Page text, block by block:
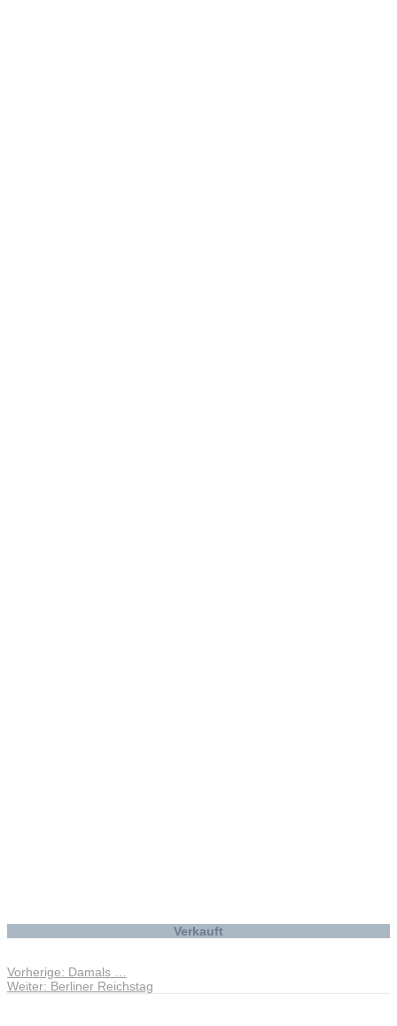
Verkauft
Beitragsnavigation
Vorherige: Vorheriger
Beitrag:
Damals …
Weiter: Nächster
Berliner Reichstag